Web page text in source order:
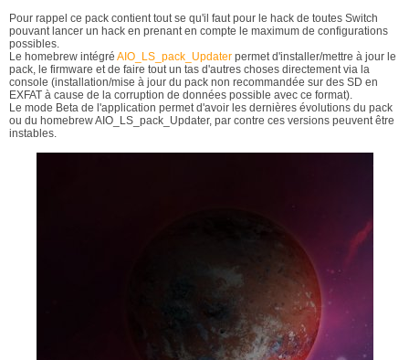
Pour rappel ce pack contient tout se qu'il faut pour le hack de toutes Switch
pouvant lancer un hack en prenant en compte le maximum de configurations
possibles.
Le homebrew intégré AIO_LS_pack_Updater permet d'installer/mettre à jour le
pack, le firmware et de faire tout un tas d'autres choses directement via la
console (installation/mise à jour du pack non recommandée sur des SD en
EXFAT à cause de la corruption de données possible avec ce format).
Le mode Beta de l'application permet d'avoir les dernières évolutions du pack
ou du homebrew AIO_LS_pack_Updater, par contre ces versions peuvent être
instables.